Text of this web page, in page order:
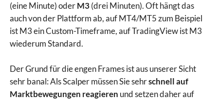
(eine Minute) oderM3(drei Minuten). Oft hängt das
auch von der Plattform ab, auf MT4/MT5 zum Beispiel
ist M3 ein Custom-Timeframe, auf TradingView ist M3
wiederum Standard.
Der Grund für die engen Frames ist aus unserer Sicht
sehr banal: Als Scalper müssen Sie sehrschnell auf
Marktbewegungen reagieren und setzen daher auf